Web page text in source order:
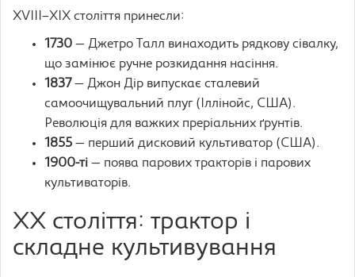
XVIII–XIX століття принесли:
1730 — Джетро Талл винаходить рядкову сівалку,
що замінює ручне розкидання насіння.
1837 — Джон Дір випускає сталевий
самоочищувальний плуг (Іллінойс, США).
Революція для важких преріальних ґрунтів.
1855 — перший дисковий культиватор (США).
1900-ті — поява парових тракторів і парових
культиваторів.
XX століття: трактор і
складне культивування